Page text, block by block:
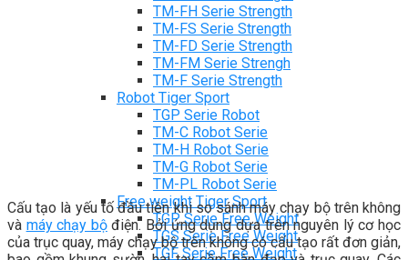
TM-FH Serie Strength
TM-FS Serie Strength
TM-FD Serie Strength
TM-FM Serie Strengh
TM-F Serie Strength
Robot Tiger Sport
TGP Serie Robot
TM-C Robot Serie
TM-H Robot Serie
TM-G Robot Serie
TM-PL Robot Serie
Free weight Tiger Sport
TGP Serie Free Weight
TGS Serie Free Weight
TGF Serie Free Weight
Cấu tạo là yếu tố đầu tiên khi so sánh máy chạy bộ trên không
và máy chạy bộđiện. Bởi ứng dụng dựa trên nguyên lý cơ học
của trục quay, máy chạy bộ trên không có cấu tạo rất đơn giản,